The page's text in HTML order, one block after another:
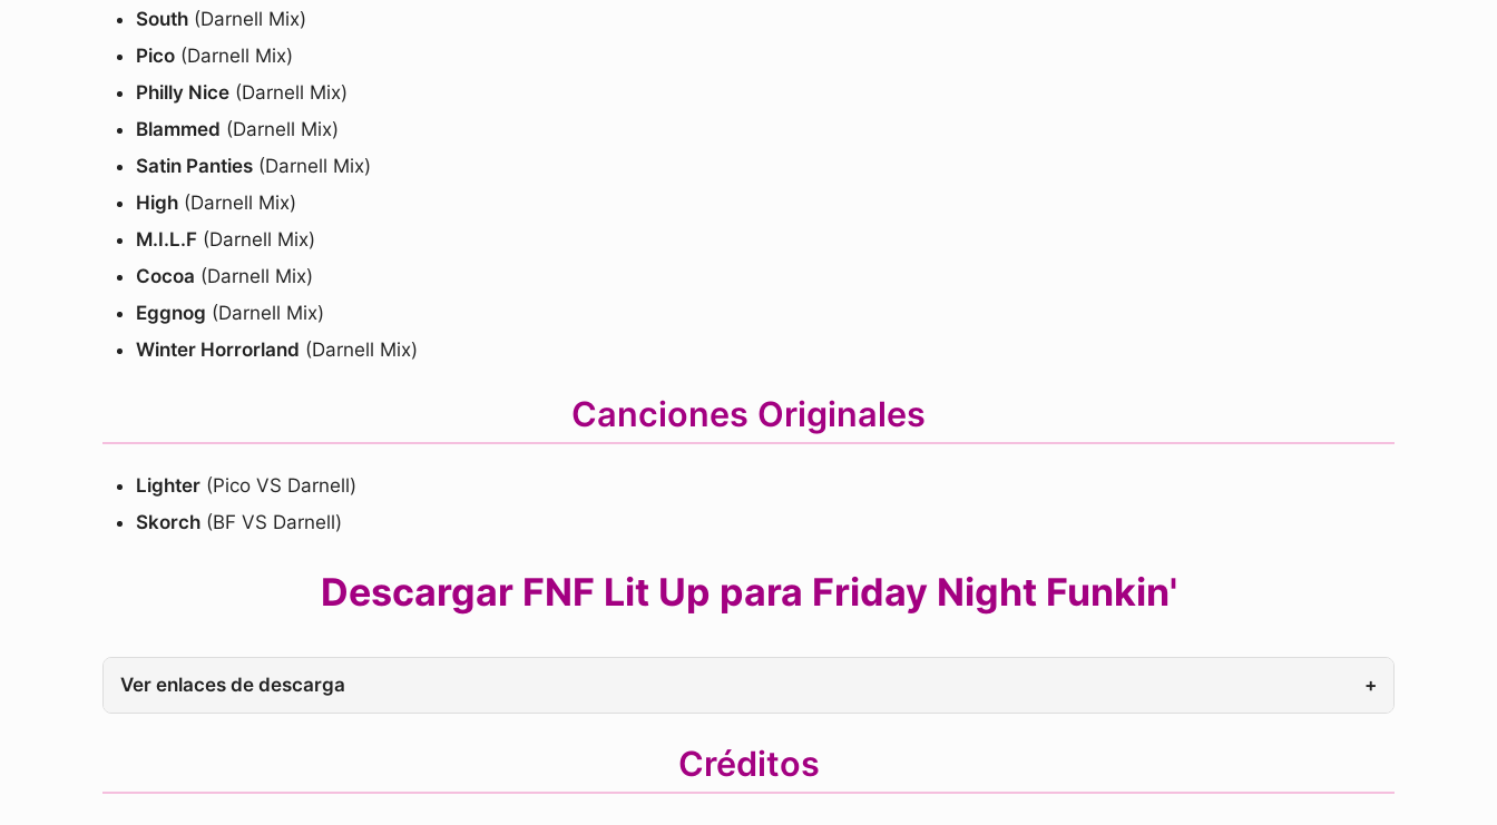
South (Darnell Mix)
Pico (Darnell Mix)
Philly Nice (Darnell Mix)
Blammed (Darnell Mix)
Satin Panties (Darnell Mix)
High (Darnell Mix)
M.I.L.F (Darnell Mix)
Cocoa (Darnell Mix)
Eggnog (Darnell Mix)
Winter Horrorland (Darnell Mix)
Canciones Originales
Lighter (Pico VS Darnell)
Skorch (BF VS Darnell)
Descargar FNF Lit Up para Friday Night Funkin'
Ver enlaces de descarga +
Créditos